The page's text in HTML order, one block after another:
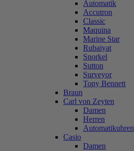
Automatik
Accutron
Classic
Maquina
Marine Star
Rubaiyat
Snorkel
Sutton
Surveyor
Tony Bennett
Braun
Carl von Zeyten
Damen
Herren
Automatikuhren
Casio
Damen